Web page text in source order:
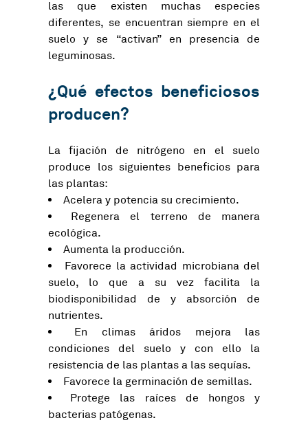
las que existen muchas especies
diferentes, se encuentran siempre en el
suelo y se “activan” en presencia de
leguminosas.
¿Qué efectos beneficiosos
producen?
La fijación de nitrógeno en el suelo
produce los siguientes beneficios para
las plantas:
Acelera y potencia su crecimiento.
Regenera el terreno de manera
ecológica.
Aumenta la producción.
Favorece la actividad microbiana del
suelo, lo que a su vez facilita la
biodisponibilidad de y absorción de
nutrientes.
En climas áridos mejora las
condiciones del suelo y con ello la
resistencia de las plantas a las sequías.
Favorece la germinación de semillas.
Protege las raíces de hongos y
bacterias patógenas.